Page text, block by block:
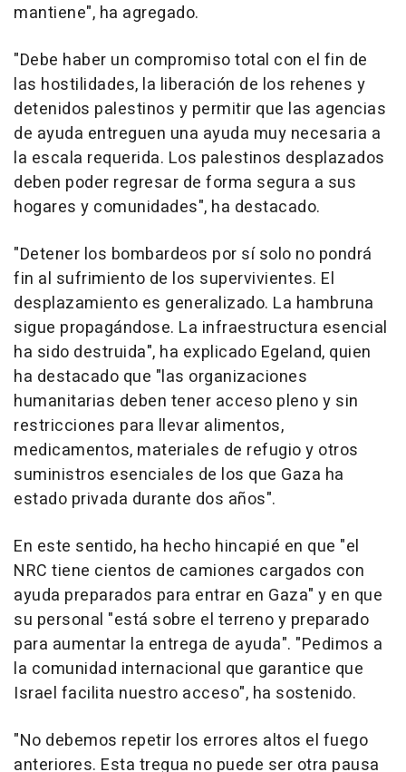
mantiene", ha agregado.
"Debe haber un compromiso total con el fin de
las hostilidades, la liberación de los rehenes y
detenidos palestinos y permitir que las agencias
de ayuda entreguen una ayuda muy necesaria a
la escala requerida. Los palestinos desplazados
deben poder regresar de forma segura a sus
hogares y comunidades", ha destacado.
"Detener los bombardeos por sí solo no pondrá
fin al sufrimiento de los supervivientes. El
desplazamiento es generalizado. La hambruna
sigue propagándose. La infraestructura esencial
ha sido destruida", ha explicado Egeland, quien
ha destacado que "las organizaciones
humanitarias deben tener acceso pleno y sin
restricciones para llevar alimentos,
medicamentos, materiales de refugio y otros
suministros esenciales de los que Gaza ha
estado privada durante dos años".
En este sentido, ha hecho hincapié en que "el
NRC tiene cientos de camiones cargados con
ayuda preparados para entrar en Gaza" y en que
su personal "está sobre el terreno y preparado
para aumentar la entrega de ayuda". "Pedimos a
la comunidad internacional que garantice que
Israel facilita nuestro acceso", ha sostenido.
"No debemos repetir los errores altos el fuego
anteriores. Esta tregua no puede ser otra pausa